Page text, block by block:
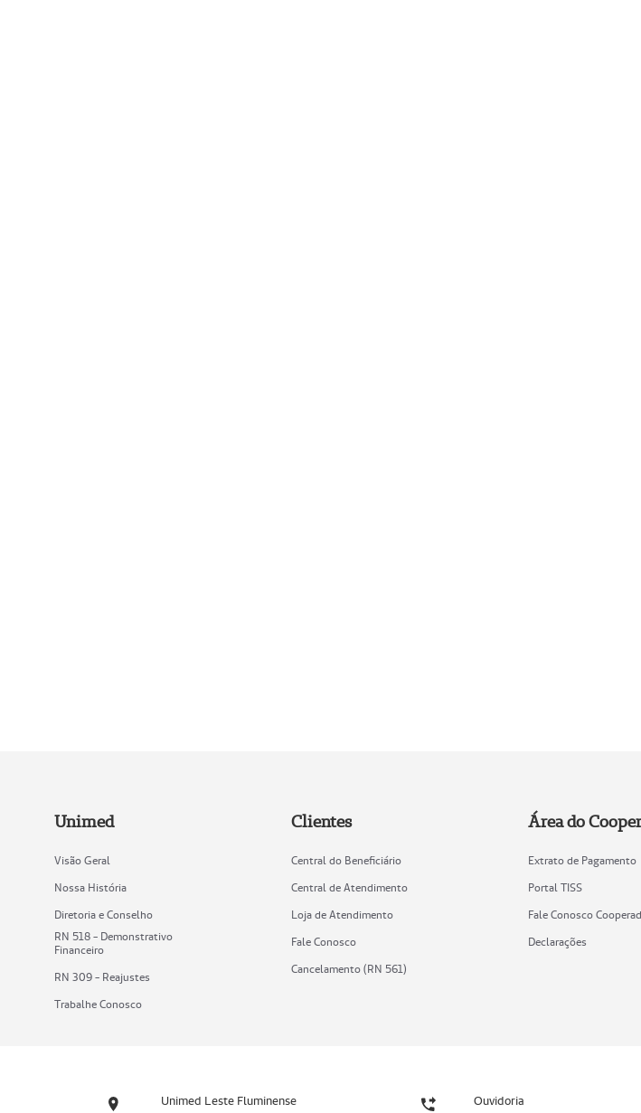
Unimed
Visão Geral
Nossa História
Diretoria e Conselho
RN 518 - Demonstrativo
Financeiro
RN 309 - Reajustes
Trabalhe Conosco
Clientes
Central do Beneficiário
Central de Atendimento
Loja de Atendimento
Fale Conosco
Cancelamento (RN 561)
Área do
Extrato de Pagamento
Portal TISS
Fale Conosco
Declarações
Unimed Leste Fluminense Ouvidoria